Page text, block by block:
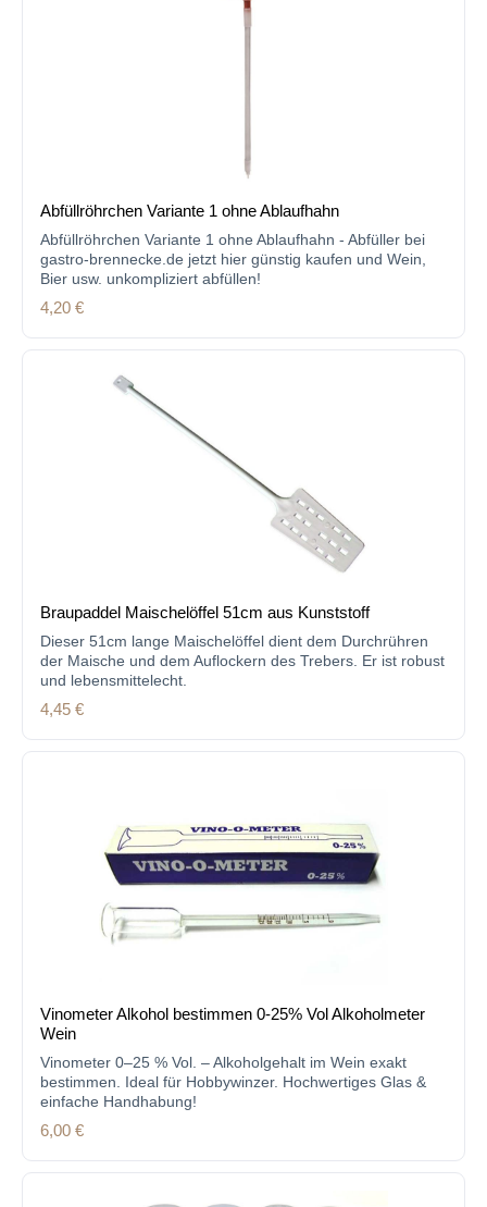
Abfüllröhrchen Variante 1 ohne Ablaufhahn
Abfüllröhrchen Variante 1 ohne Ablaufhahn - Abfüller bei
gastro-brennecke.de jetzt hier günstig kaufen und Wein,
Bier usw. unkompliziert abfüllen!
Regulärer Preis:
4,20 €
Braupaddel Maischelöffel 51cm aus Kunststoff
Dieser 51cm lange Maischelöffel dient dem Durchrühren
der Maische und dem Auflockern des Trebers. Er ist robust
und lebensmittelecht.
Regulärer Preis:
4,45 €
Vinometer Alkohol bestimmen 0-25% Vol Alkoholmeter
Wein
Vinometer 0–25 % Vol. – Alkoholgehalt im Wein exakt
bestimmen. Ideal für Hobbywinzer. Hochwertiges Glas &
einfache Handhabung!
Regulärer Preis:
6,00 €